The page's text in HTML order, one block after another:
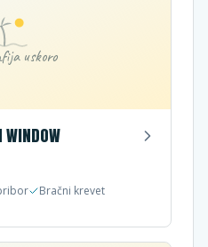
uskoro
WINDOW
Bračni krevet